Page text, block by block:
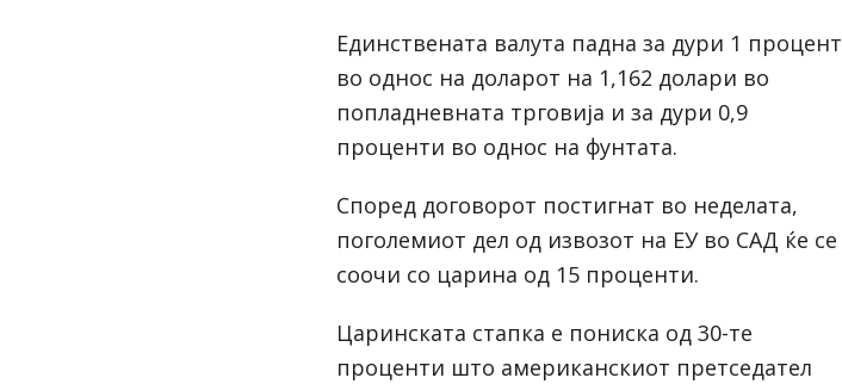
Единствената валута падна за дури 1 процент
во однос на доларот на 1,162 долари во
попладневната трговија и за дури 0,9
проценти во однос на фунтата.
Според договорот постигнат во неделата,
поголемиот дел од извозот на ЕУ во САД ќе се
соочи со царина од 15 проценти.
Царинската стапка е пониска од 30-те
проценти што американскиот претседател